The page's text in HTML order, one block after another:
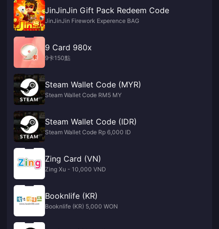
JinJinJin Gift Pack Redeem Code
JinJinJin Firework Experence BAG
9 Card 980x
9卡150點
Steam Wallet Code (MYR)
Steam Wallet Code RM5 MY
Steam Wallet Code (IDR)
Steam Wallet Code Rp 6,000 ID
Zing Card (VN)
Zing Xu - 10,000 VND
Booknlife (KR)
Booknlife (KR) 5,000 WON